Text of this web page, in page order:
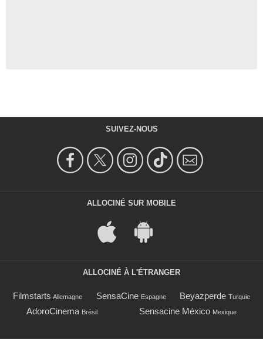
SUIVEZ-NOUS
ALLOCINÉ SUR MOBILE
ALLOCINÉ À L'ÉTRANGER
Filmstarts Allemagne SensaCine Espagne Beyazperde Turquie
AdoroCinema Brésil Sensacine México Mexique